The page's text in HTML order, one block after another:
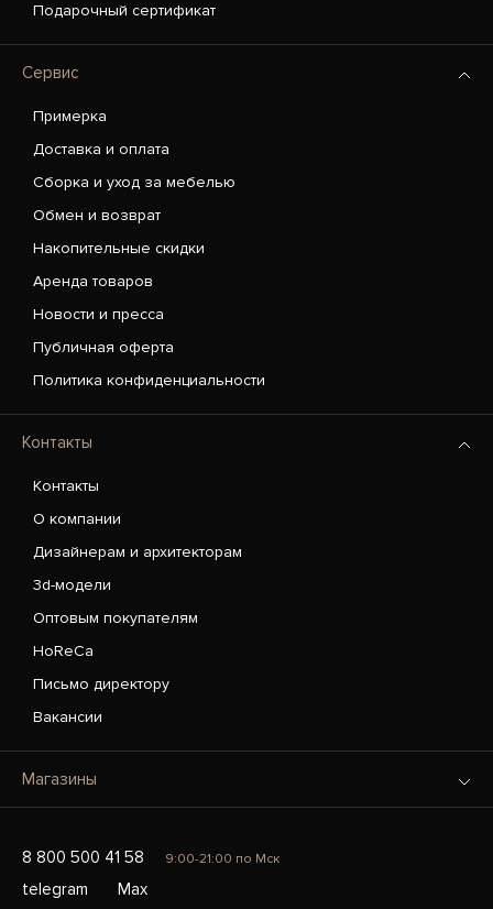
Подарочный сертификат
Сервис
Примерка
Доставка и оплата
Сборка и уход за мебелью
Обмен и возврат
Накопительные скидки
Аренда товаров
Новости и пресса
Публичная оферта
Политика конфиденциальности
Контакты
Контакты
О компании
Дизайнерам и архитекторам
3d-модели
Оптовым покупателям
HoReCa
Письмо директору
Вакансии
Магазины
8 800 500 41 58 9:00-21:00 по Мск
telegram Max